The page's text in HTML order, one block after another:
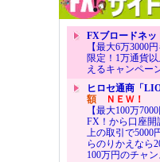
FXブロードネッ
【最大6万3000
限定！1万通貨
えるキャンペー
ヒロセ通商「
額ＮＥＷ！
【最大100万
FX！から口座開
上の取引で5000
らのりかえなら
100万円のチャン